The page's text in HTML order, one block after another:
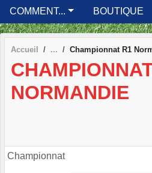
COMMENT... BOUTIQUE
Accueil Championnat R1
NORMANDIE
Championnat